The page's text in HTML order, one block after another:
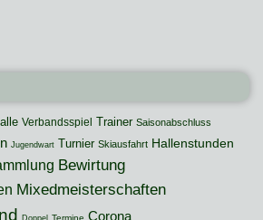
Verbandsspiel Trainer Saisonabschluss
Jugendwart Turnier Skiausfahrt Hallenstunden
Bewirtung
Mixedmeisterschaften
Termine Corona